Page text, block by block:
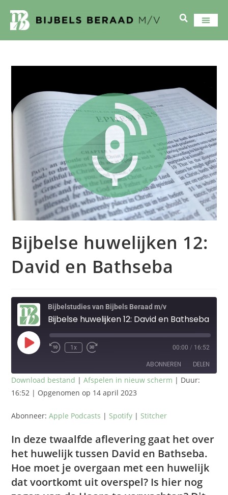
Bijbelse huwelijken 12:
David en Bathseba
Bijbelstudies van Bijbels Beraad m/v
Bijbelse huwelijken 12: David en Bathseba
1x 00:00 / 16:52
ABONNEREN DELEN
Apple Podcasts Spotify
DELEN
LINK
EMBED
Download bestand |Afspelen in nieuw scherm | Duur:
16:52 | Opgenomen op 14 april 2023
Abonneer:Apple Podcasts | Spotify | Stitcher
In deze twaalfde aflevering gaat het over
het huwelijk tussen David en Bathseba.
Hoe moet je overgaan met een huwelijk
dat voortkomt uit overspel? Is hier nog